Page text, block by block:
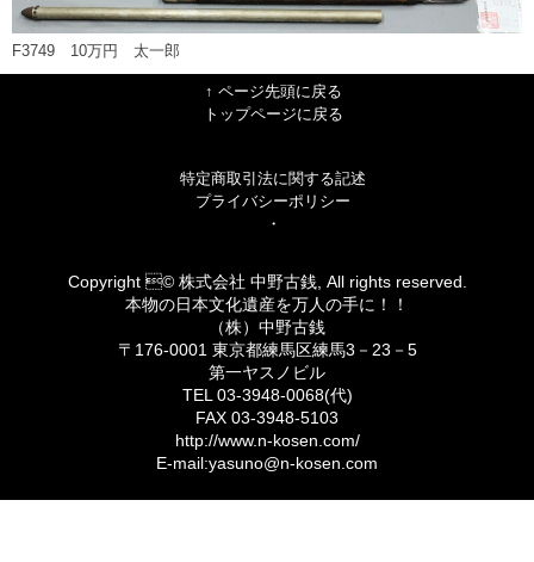
F3749 10万円 太一郎
↑ ページ先頭に戻る
トップページに戻る
特定商取引法に関する記述
プライバシーポリシー
・
Copyright © 株式会社 中野古銭, All rights reserved.
本物の日本文化遺産を万人の手に！！
（株）中野古銭
〒176-0001 東京都練馬区練馬3－23－5
第一ヤスノビル
TEL 03-3948-0068(代)
FAX 03-3948-5103
http://www.n-kosen.com/
E-mail:yasuno@n-kosen.com